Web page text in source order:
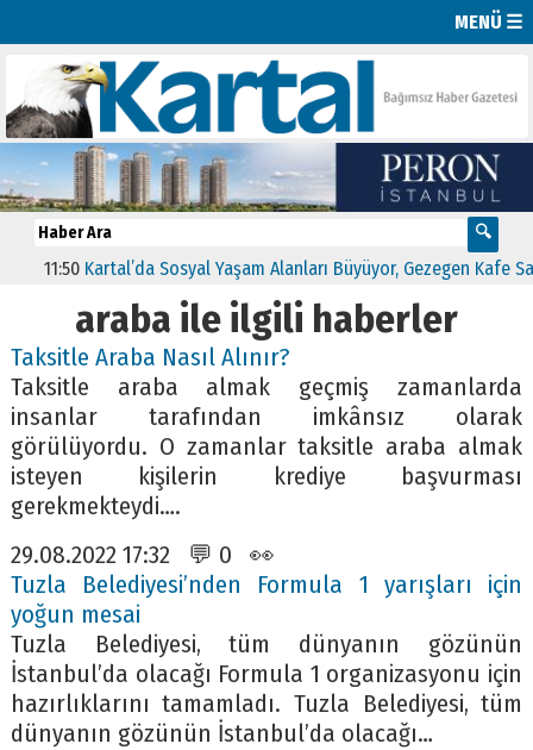
MENÜ ☰
Kartal’da Sosyal Yaşam Alanları Büyüyor, Gezegen Kafe Sayısı
araba ile ilgili haberler
Taksitle Araba Nasıl Alınır?
Taksitle araba almak geçmiş zamanlarda
insanlar tarafından imkânsız olarak
görülüyordu. O zamanlar taksitle araba almak
isteyen kişilerin krediye başvurması
gerekmekteydi….
29.08.2022 17:32 💬 0 👀
Tuzla Belediyesi’nden Formula 1 yarışları için
yoğun mesai
Tuzla Belediyesi, tüm dünyanın gözünün
İstanbul’da olacağı Formula 1 organizasyonu için
hazırlıklarını tamamladı. Tuzla Belediyesi, tüm
dünyanın gözünün İstanbul’da olacağı…